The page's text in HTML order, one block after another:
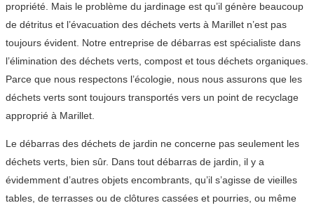
propriété. Mais le problème du jardinage est qu’il génère beaucoup
de détritus et l’évacuation des déchets verts à Marillet n’est pas
toujours évident. Notre entreprise de débarras est spécialiste dans
l’élimination des déchets verts, compost et tous déchets organiques.
Parce que nous respectons l’écologie, nous nous assurons que les
déchets verts sont toujours transportés vers un point de recyclage
approprié à Marillet.
Le débarras des déchets de jardin ne concerne pas seulement les
déchets verts, bien sûr. Dans tout débarras de jardin, il y a
évidemment d’autres objets encombrants, qu’il s’agisse de vieilles
tables, de terrasses ou de clôtures cassées et pourries, ou même